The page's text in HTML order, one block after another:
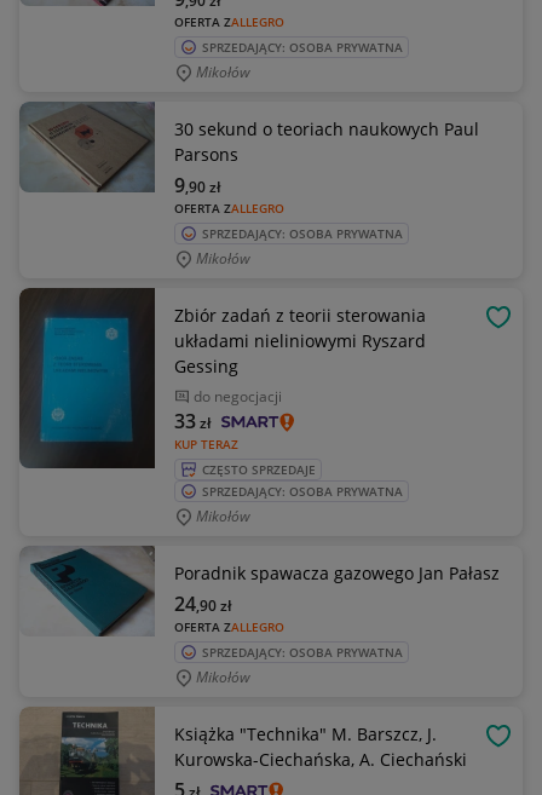
OFERTA ZALLEGRO
SPRZEDAJĄCY: OSOBA PRYWATNA
Mikołów
30 sekund o teoriach naukowych Paul
Parsons
OFERTA ZALLEGRO
9,90zł
SPRZEDAJĄCY: OSOBA PRYWATNA
Mikołów
Zbiór zadań z teorii sterowania
układami nieliniowymi Ryszard
Gessing
do negocjacji
KUP TERAZ
33zł
CZĘSTO SPRZEDAJE
SPRZEDAJĄCY: OSOBA PRYWATNA
Mikołów
Poradnik spawacza gazowego Jan Pałasz
OFERTA ZALLEGRO
24,90zł
SPRZEDAJĄCY: OSOBA PRYWATNA
Mikołów
Książka "Technika" M. Barszcz, J.
Kurowska-Ciechańska, A. Ciechański